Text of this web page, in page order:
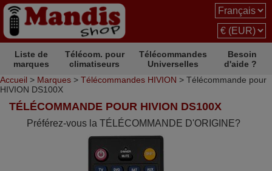
Liste de
marques
Télécom. pour
climatiseurs
Télécommandes
Universelles
Besoin
d'aide ?
Accueil > Marques > Télécommandes HIVION > Télécommande pour
HIVION DS100X
TÉLÉCOMMANDE POUR HIVION DS100X
Préférez-vous la TÉLÉCOMMANDE D'ORIGINE?